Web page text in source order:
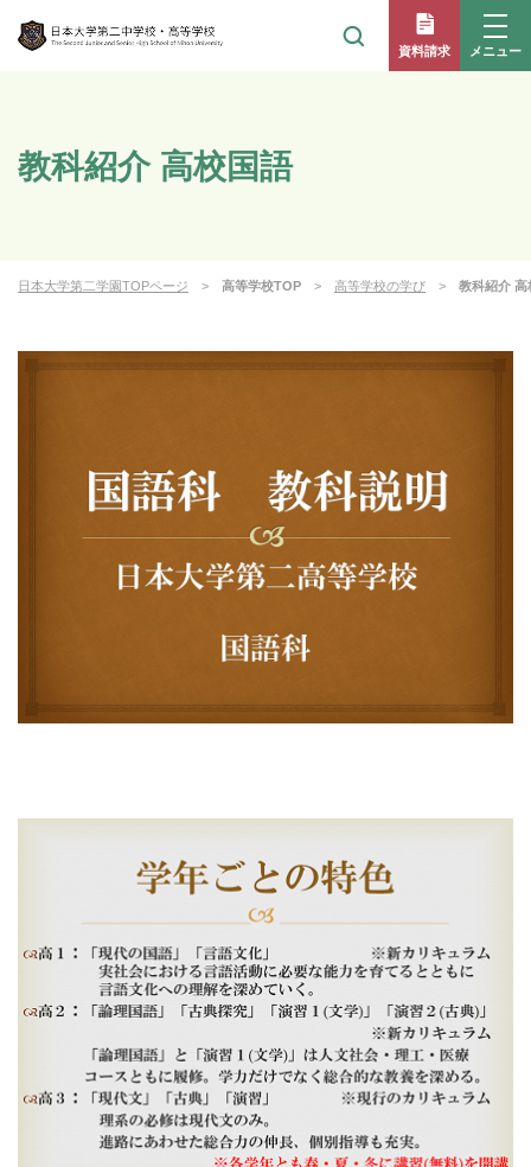
資料請求 メニュー
教科紹介 高校国語
日本大学第二学園TOPページ 高等学校TOP 高等学校の学び 教科紹介 高